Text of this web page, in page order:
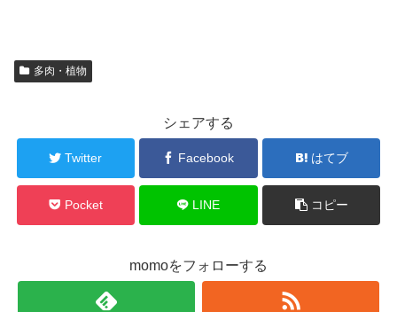
多肉・植物
シェアする
Twitter Facebook はてブ
Pocket LINE コピー
momoをフォローする